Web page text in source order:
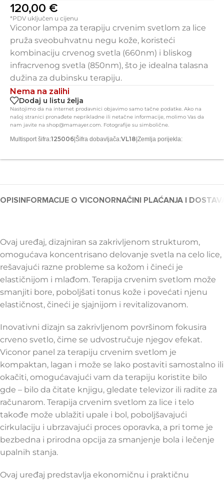
120,00 €
*PDV uključen u cijenu
Viconor lampa za terapiju crvenim svetlom za lice
pruža sveobuhvatnu negu kože, koristeći
kombinaciju crvenog svetla (660nm) i bliskog
infracrvenog svetla (850nm), što je idealna talasna
dužina za dubinsku terapiju.
Nema na zalihi
Dodaj u listu želja
Nastojimo da na internet prodavnici objavimo samo tačne podatke. Ako na
našoj stranici pronađete neprikladne ili netačne informacije, molimo Vas da
nam javite na shop@mamayer.com. Fotografije su simbolične.
Multisport šifra:125006 Šifra dobavljača:VL18 Zemlja porijekla:
OPISINFORMACIJE O VICONORNAČINI PLAĆANJA I
Ovaj uređaj, dizajniran sa zakrivljenom strukturom,
omogućava koncentrisano delovanje svetla na celo lice,
rešavajući razne probleme sa kožom i čineći je
elastičnijom i mlađom. Terapija crvenim svetlom može
smanjiti bore, poboljšati tonus kože i povećati njenu
elastičnost, čineći je sjajnijom i revitalizovanom.
Inovativni dizajn sa zakrivljenom površinom fokusira
crveno svetlo, čime se udvostručuje njegov efekat.
Viconor panel za terapiju crvenim svetlom je
kompaktan, lagan i može se lako postaviti samostalno ili
okačiti, omogućavajući vam da terapiju koristite bilo
gde – bilo da čitate knjigu, gledate televizor ili radite za
računarom. Terapija crvenim svetlom za lice i telo
takođe može ublažiti upale i bol, poboljšavajući
cirkulaciju i ubrzavajući proces oporavka, a pri tome je
bezbedna i prirodna opcija za smanjenje bola i lečenje
upalnih stanja.
Ovaj uređaj predstavlja ekonomičnu i praktičnu